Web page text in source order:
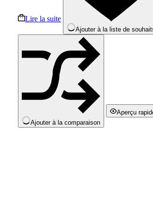
Lire la suite
Ajouter à la liste de
Ajouter à la comparaison
Aperçu